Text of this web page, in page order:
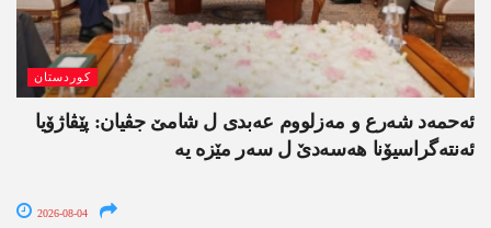
کوردستان
ئەحمەد شەرع و مەزلووم عەبدی ل شامێ جڤیان: پێڤاژۆیا
ئەنتەگراسیۆنا ھەسەدێ ل سەر مێزە یە
2026-08-04